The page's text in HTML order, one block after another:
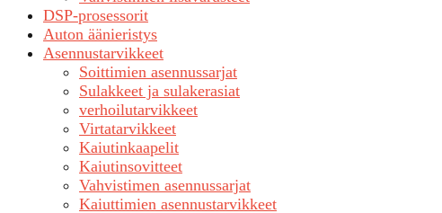
DSP-prosessorit
Auton äänieristys
Asennustarvikkeet
Soittimien asennussarjat
Sulakkeet ja sulakerasiat
verhoilutarvikkeet
Virtatarvikkeet
Kaiutinkaapelit
Kaiutinsovitteet
Vahvistimen asennussarjat
Kaiuttimien asennustarvikkeet